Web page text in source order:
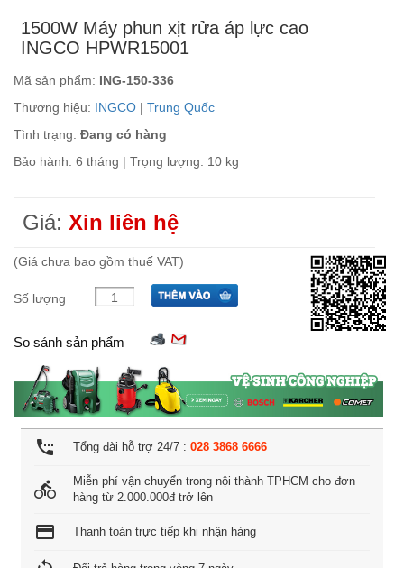
1500W Máy phun xịt rửa áp lực cao
INGCO HPWR15001
Mã sản phẩm: ING-150-336
Thương hiệu: INGCO | Trung Quốc
Tình trạng: Đang có hàng
Bảo hành: 6 tháng | Trọng lượng: 10 kg
Giá: Xin liên hệ
(Giá chưa bao gồm thuế VAT)
Số lượng
So sánh sản phẩm
settings_phone Tổng đài hỗ trợ 24/7 : 028 3868 6666
directions_bike
Miễn phí vận chuyển trong nội thành TPHCM cho đơn
hàng từ 2.000.000đ trở lên
credit_card Thanh toán trực tiếp khi nhận hàng